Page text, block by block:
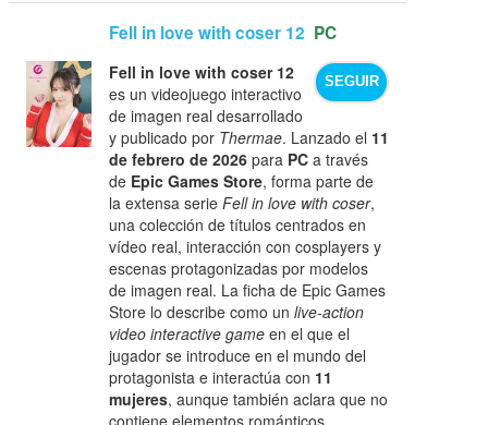
Fell in love with coser 12 PC
SEGUIR
Fell in love with coser 12
es un videojuego interactivo
de imagen real desarrollado
y publicado por Thermae. Lanzado el 11
de febrero de 2026 para PC a través
de Epic Games Store, forma parte de
la extensa serieFell in love with coser,
una colección de títulos centrados en
vídeo real, interacción con cosplayers y
escenas protagonizadas por modelos
de imagen real. La ficha de Epic Games
Store lo describe como unlive-action
video interactive game en el que el
jugador se introduce en el mundo del
protagonista e interactúa con 11
mujeres, aunque también aclara que no
contiene elementos románticos